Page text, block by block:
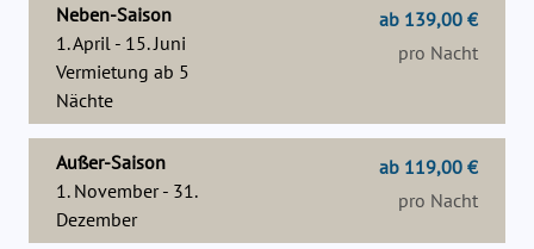
Neben-Saison
1. April - 15. Juni
Vermietung ab 5
Nächte
ab 139,00 €
pro Nacht
Außer-Saison
1. November - 31.
Dezember
ab 119,00 €
pro Nacht